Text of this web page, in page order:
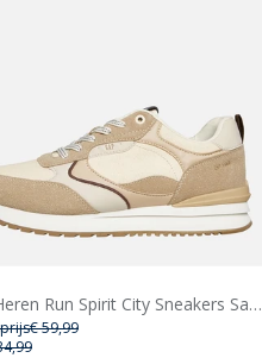
GAP Heren Run Spirit City Sneakers Sand
€ 59,99